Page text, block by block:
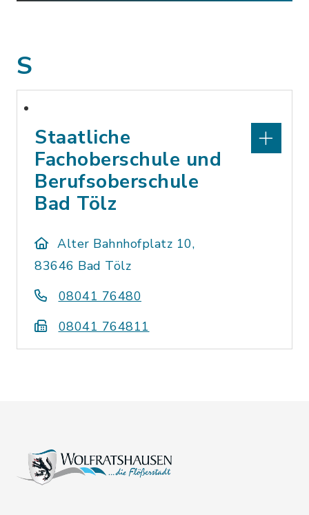
S
Staatliche
Fachoberschule und
Berufsoberschule
Bad Tölz
Alter Bahnhofplatz 10,
83646 Bad Tölz
08041 76480
08041 764811